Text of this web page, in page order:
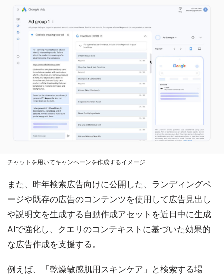
チャットを用いてキャンペーンを作成するイメージ
また、昨年検索広告向けに公開した、ランディングペ
ージや既存の広告のコンテンツを使用して広告見出し
や説明文を生成する自動作成アセットを近日中に生成
AIで強化し、クエリのコンテキストに基づいた効果的
な広告作成を支援する。
例えば、「乾燥敏感肌用スキンケア」と検索する場